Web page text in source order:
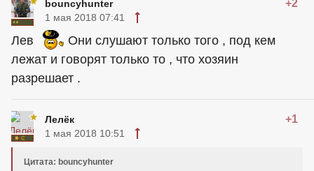
bouncyhunter +2
1 мая 2018 07:41
Лев
Они слушают только того , под кем
лежат и говорят только то , что хозяин
разрешает .
Лелёк +1
1 мая 2018 10:51
Цитата: bouncyhunter